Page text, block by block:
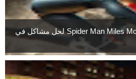
تحديث جديد للعبة Spider Man Miles Morales لحل مشاكل في